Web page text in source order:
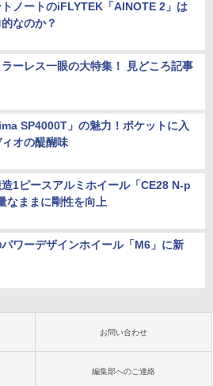
ノートのiFLYTEK「AINOTE 2」は
なのか？
ーレス一眼の大特集！ 見どころ記事
SP4000T」の魅力！ポケットに入
オの醍醐味
造1ピースアルミホイール「CE28 N-p
なままに剛性を向上
パワーデザインホイール「M6」に新
お問い合わせ
編集部へのご連絡